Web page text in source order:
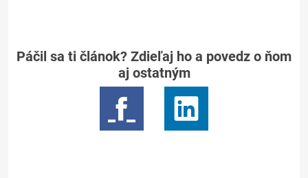
Páčil sa ti článok? Zdieľaj ho a povedz o ňom
aj ostatným